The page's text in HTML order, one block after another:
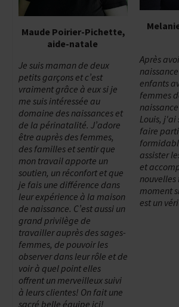
Maude Poirier-Pichette,
aide-natale
Je suis maman de deux
petits garçons et c’est
vraiment grâce à eux si je
me suis intéressée au
domaine des naissances et
de la périnatalité. J’adore
être auprès des femmes,
des familles et sentir que
mon travail apporte un
soutien, un réconfort et que
je fais une différence dans
leur expérience à la maison
de naissance. C’est aussi un
grand privilège de
travailler auprès des sages-
femmes, de pouvoir les
observer dans leur rôle et de
voir à quel point elles
offrent un merveilleux suivi
à leurs clientes! On fait une
sacré belle équipe ici!
Après
enfants
femmes
Louis, j'ai
faire
assister
et
moment
est un